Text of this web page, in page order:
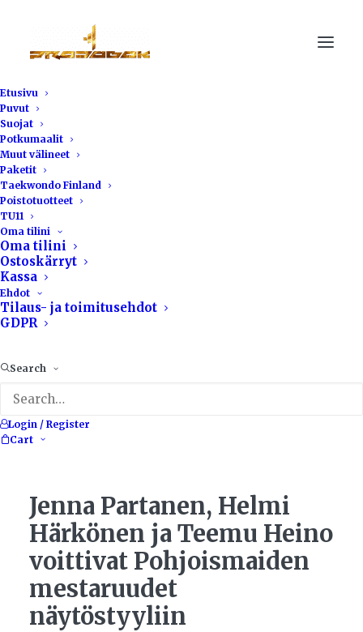
Etusivu
Puvut
Suojat
Potkumaalit
Muut välineet
Paketit
Taekwondo Finland
Poistotuotteet
TU11
Oma tilini
Oma tilini
Ostoskärryt
Kassa
Ehdot
Tilaus- ja toimitusehdot
GDPR
Search
Login / Register
Cart
Pro Dobokin
yhteistyöurheilijat
Pohjoismaiden
mestareiksi
Jenna Partanen, Helmi
Härkönen ja Teemu Heino
voittivat Pohjoismaiden
mestaruudet
näytöstyyliin